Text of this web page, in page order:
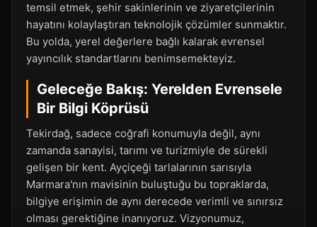
temsil etmek, şehir sakinlerinin ve ziyaretçilerinin
hayatını kolaylaştıran teknolojik çözümler sunmaktır.
Bu yolda, yerel değerlere bağlı kalarak evrensel
yayıncılık standartlarını benimsemekteyiz.
Geleceğe Bakış: Yerelden Evrensele
Bir Bilgi Köprüsü
Tekirdağ, sadece coğrafi konumuyla değil, aynı
zamanda sanayisi, tarımı ve turizmiyle de sürekli
gelişen bir kent. Ayçiçeği tarlalarının sarısıyla
Marmara'nın mavisinin buluştuğu bu topraklarda,
bilgiye erişimin de aynı derecede verimli ve sınırsız
olması gerektiğine inanıyoruz. Vizyonumuz,